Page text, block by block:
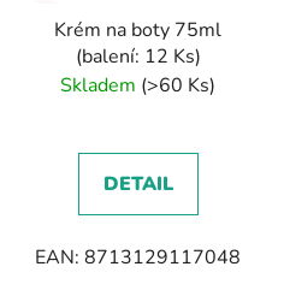
Krém na boty 75ml
(balení: 12 Ks)
Skladem (>60 Ks)
DETAIL
EAN: 8713129117048